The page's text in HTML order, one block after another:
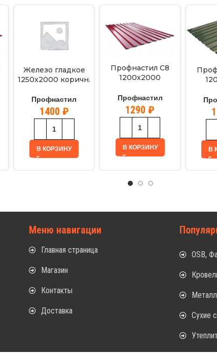
Железо гладкое
1250х2000 коричн.
Профнастил
1400 ₽
В КОРЗИНУ
Профнастил С8
1200х2000
Профнастил
1290₽
В КОРЗИНУ В
Меню навигации
Главная страница
Магазин
Контакты
Доставка
OSB,
Металл
Сухие